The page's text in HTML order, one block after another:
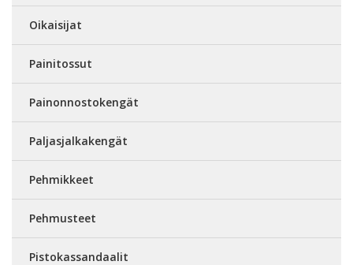
Oikaisijat
Painitossut
Painonnostokengät
Paljasjalkakengät
Pehmikkeet
Pehmusteet
Pistokassandaalit